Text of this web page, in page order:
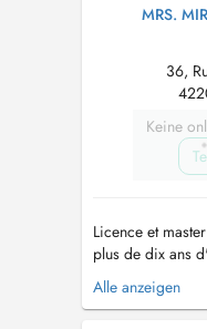
MRS.
36,
Keine
Licence et
plus de dix ans
les adultes.
notamment la
Alle anzeigen